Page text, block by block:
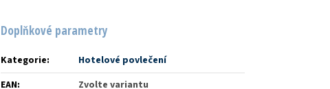
Doplňkové parametry
Kategorie:
Hotelové povlečení
EAN:
Zvolte variantu